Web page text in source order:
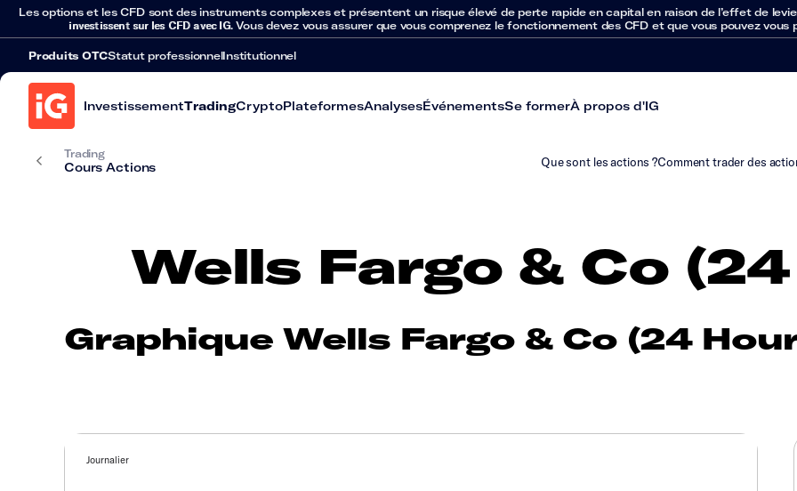
Les options et les CFD sont des instruments complexes et présentent un risque élevé de perte rapide en capital en raison de l’effet de
investissent sur les CFD avec IG. Vous devez vous assurer que vous comprenez le fonctionnement des CFD et que vous pouvez
Produits OTCStatut professionnelInstitutionnel
InvestissementTradingCryptoPlateformesAnalysesÉvénementsSe formerÀ propos d'IG
Trading
Cours Actions Que sont les actions ?Comment trader des
Wells Fargo & Co
Graphique Wells Fargo & Co (24
Journalier